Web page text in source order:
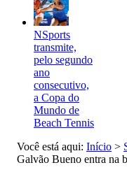
NSports
transmite,
pelo segundo
ano
consecutivo,
a Copa do
Mundo de
Beach Tennis
Você está aqui: Início >
Galvão Bueno entra na